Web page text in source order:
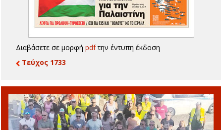
Διαβάσετε σε μορφήpdfτην έντυπη έκδοση
Τεύχος 1733